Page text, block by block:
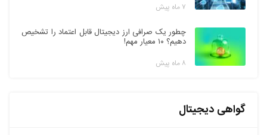
۷ ماه پیش
چطور یک صرافی ارز دیجیتال قابل اعتماد را تشخیص
دهیم؟ ۱۰ معیار مهم!
۸ ماه پیش
گواهی دیجیتال